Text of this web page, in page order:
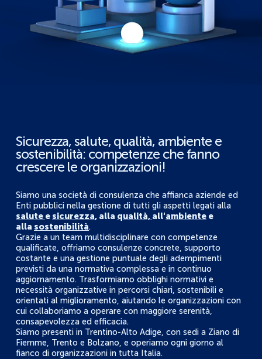
Sicurezza, salute, qualità, ambiente e
sostenibilità: competenze che fanno
crescere le organizzazioni!
Siamo una società di consulenza che affianca aziende ed
Enti pubblici nella gestione di tutti gli aspetti legati alla
salute e sicurezza, alla qualità, all'ambiente e
alla sostenibilità.
Grazie a un team multidisciplinare con competenze
qualificate, offriamo consulenze concrete, supporto
costante e una gestione puntuale degli adempimenti
previsti da una normativa complessa e in continuo
aggiornamento. Trasformiamo obblighi normativi e
necessità organizzative in percorsi chiari, sostenibili e
orientati al miglioramento, aiutando le organizzazioni con
cui collaboriamo a operare con maggiore serenità,
consapevolezza ed efficacia.
Siamo presenti in Trentino-Alto Adige, con sedi a Ziano di
Fiemme, Trento e Bolzano, e operiamo ogni giorno al
fianco di organizzazioni in tutta Italia.